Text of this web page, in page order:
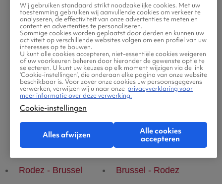
Praktische informatie voor
je vlucht naar Rodez
Populaire vluchten
Rodez - Brussel Brussel - Rodez
Wij gebruiken standaard strikt noodzakelijke cookies. Met uw
toestemming gebruiken wij aanvullende cookies om verkeer te
analyseren, de effectiviteit van onze advertenties te meten en
content en advertenties te personaliseren.
Sommige cookies worden geplaatst door derden en kunnen uw
activiteit op verschillende websites volgen om een profiel van uw
interesses op te bouwen.
U kunt alle cookies accepteren, niet-essentiële cookies weigeren
of uw voorkeuren beheren door hieronder de gewenste optie te
selecteren. U kunt uw keuzes op elk moment wijzigen via de link
‘Cookie-instellingen’, die onderaan elke pagina van onze website
beschikbaar is. Voor zover onze cookies uw persoonsgegevens
verwerken, verwijzen wij u naar onze privacyverklaring voor
meer informatie over deze verwerking.
Cookie-instellingen
Alles afwijzen
Alle cookies
accepteren